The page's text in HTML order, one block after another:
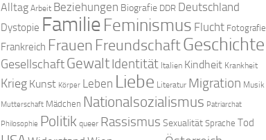
Alltag Arbeit Beziehungen Biografie DDR Deutschland
Dystopie FamilieFeminismus Flucht Fotografie
Frankreich Frauen FreundschaftGeschichte
GesellschaftGewaltIdentität Italien Kindheit Krankheit
Krieg Kunst Körper Leben Liebe Literatur Migration Musik
Mutterschaft Mädchen Nationalsozialismus Patriarchat
Philosophie Politik queer Rassismus SexualitätSprache Tod